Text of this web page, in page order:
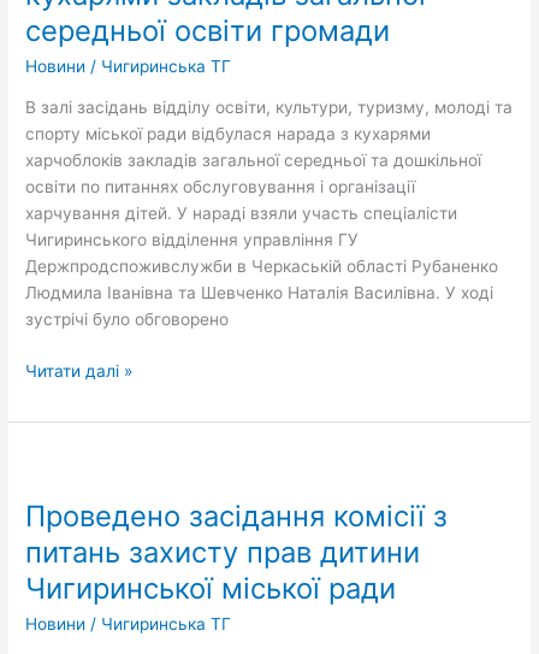
середньої освіти громади
Новини / Чигиринська ТГ
В залі засідань відділу освіти, культури, туризму, молоді та
спорту міської ради відбулася нарада з кухарями
харчоблоків закладів загальної середньої та дошкільної
освіти по питаннях обслуговування і організації
харчування дітей. У нараді взяли участь спеціалісти
Чигиринського відділення управління ГУ
Держпродспоживслужби в Черкаській області Рубаненко
Людмила Іванівна та Шевченко Наталія Василівна. У ході
зустрічі було обговорено
кухарями
закладів
загальної
освіти
громади
Читати далі »
Проведено засідання комісії з
питань захисту прав дитини
Чигиринської міської ради
Новини / Чигиринська ТГ
комісії
питань
захисту
прав